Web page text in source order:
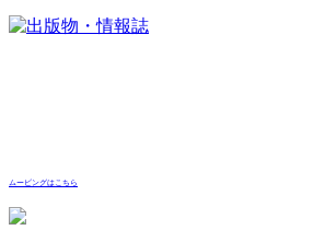
ムービングはこちら